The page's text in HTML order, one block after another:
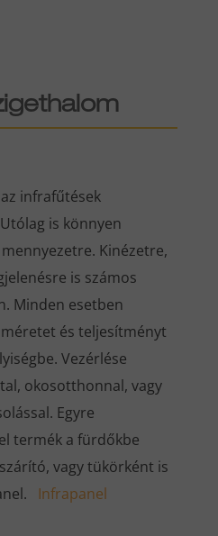
infrafűtések
is könnyen
Kinézetre,
is számos
Minden esetben
és teljesítményt
Vezérlése
okosotthonnal, vagy
Egyre
termék a fürdőkbe
vagy tükörként is
Infrapanel